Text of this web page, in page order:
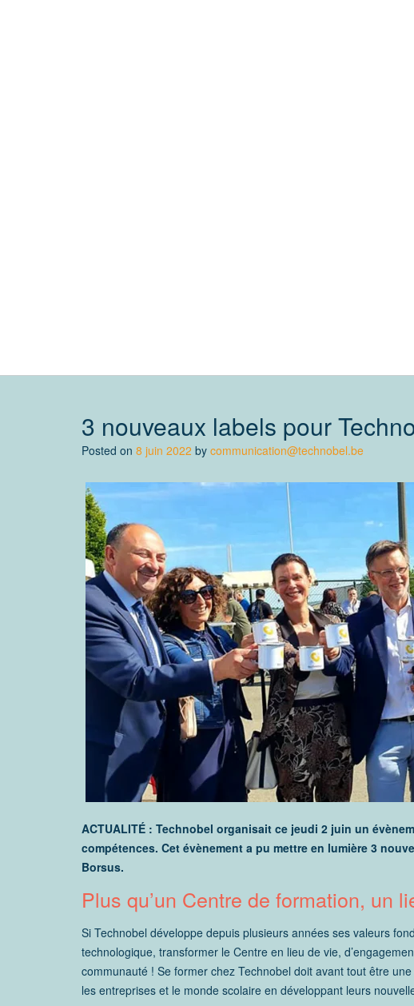
3 nouveaux labels pour
Posted on 8 juin 2022 by communication@technobel.be
ACTUALITÉ : Technobel organisait ce jeudi 2 juin un
compétences. Cet évènement a pu mettre en lumière 3
Borsus.
Plus qu’un Centre de formation, un
Si Technobel développe depuis plusieurs années ses valeurs
technologique, transformer le Centre en lieu de vie,
communauté ! Se former chez Technobel doit avant tout être
les entreprises et le monde scolaire en développant leurs